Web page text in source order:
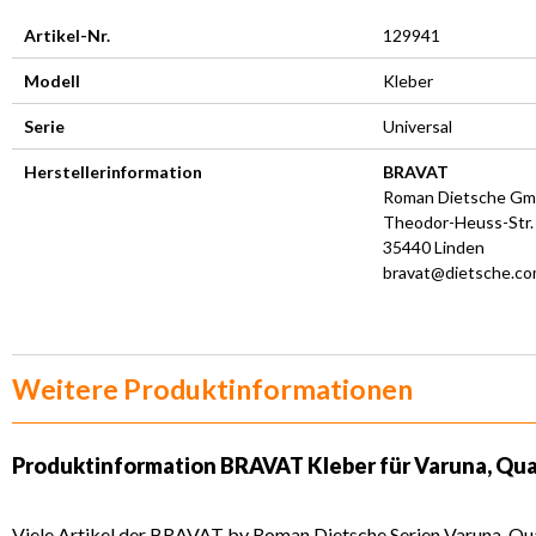
Artikel-Nr. 129941
Modell Kleber
Serie Universal
Herstellerinformation
BRAVAT
Roman Dietsche
Theodor-Heuss-Str.
35440 Linden
Weitere Produktinformationen
Produktinformation BRAVAT Kleber für Varuna,